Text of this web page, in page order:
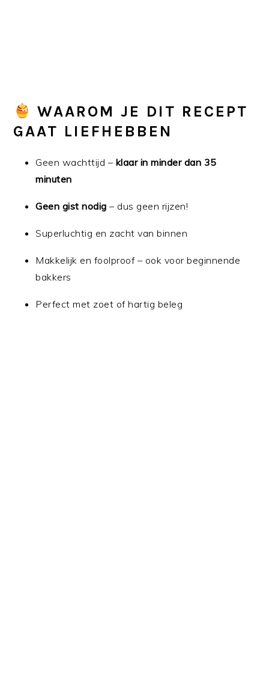
WAAROM JE DIT RECEPT
GAAT LIEFHEBBEN
Geen wachttijd – klaar in minder dan 35
minuten
Geen gist nodig – dus geen rijzen!
Superluchtig en zacht van binnen
Makkelijk en foolproof – ook voor beginnende
bakkers
Perfect met zoet of hartig beleg